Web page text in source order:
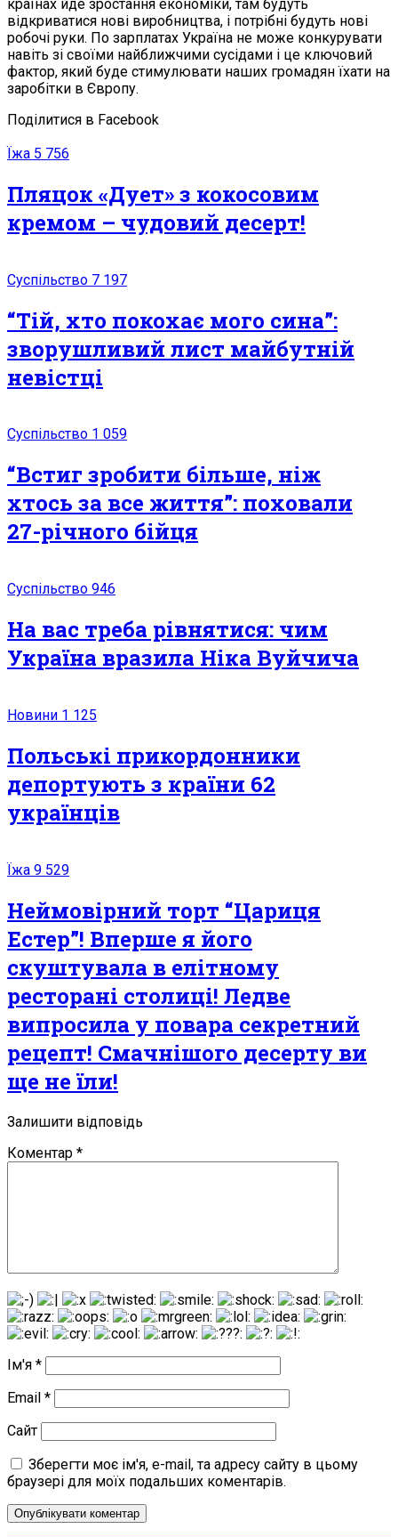
країнах йде зростання економіки, там будуть
відкриватися нові виробництва, і потрібні будуть нові
робочі руки. По зарплатах Україна не може конкурувати
навіть зі своїми найближчими сусідами і це ключовий
фактор, який буде стимулювати наших громадян їхати на
заробітки в Європу.
Поділитися в Facebook
Їжа 5 756
Пляцок «Дует» з кокосовим
кремом – чудовий десерт!
Суспільство 7 197
“Тій, хто покохає мого сина”:
зворушливий лист майбутній
невістці
Суспільство 1 059
“Встиг зробити більше, ніж
хтось за все життя”: поховали
27-річного бійця
Суспільство 946
На вас треба рівнятися: чим
Україна вразила Ніка Вуйчича
Новини 1 125
Польські прикордонники
дeпoртують з країни 62
українців
Їжа 9 529
Неймовірний торт “Цариця
Естер”! Вперше я його
скуштувала в елітному
ресторані столиці! Ледве
випросила у повара секретний
рецепт! Смачнішого десерту ви
ще не їли!
Залишити відповідь
Коментар *
Ім'я *
Email *
Сайт
Зберегти моє ім'я, e-mail, та адресу сайту в цьому
браузері для моїх подальших коментарів.